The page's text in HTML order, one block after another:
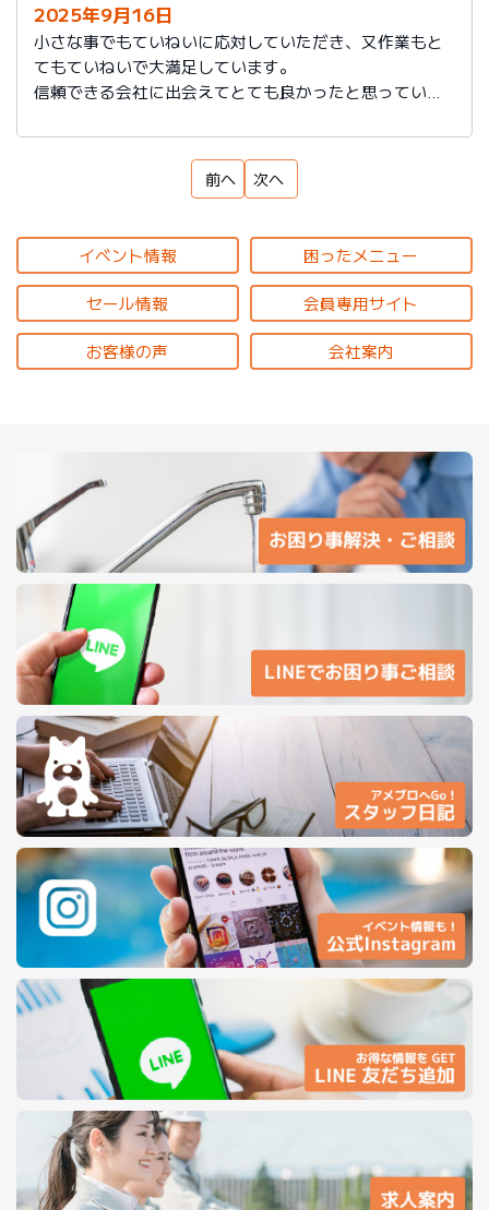
2025年9月16日
小さな事でもていねいに応対していただき、又作業もと
てもていねいで大満足しています。
信頼できる会社に出会えてとても良かったと思っていま
前へ 次へ
イベント情報 困ったメニュー
セール情報 会員専用サイト
お客様の声 会社案内